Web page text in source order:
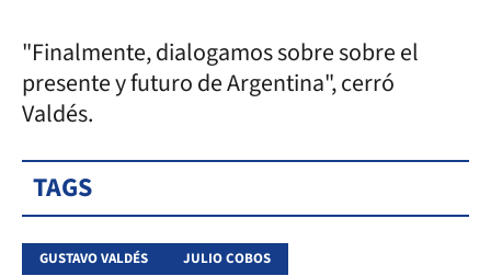
"Finalmente, dialogamos sobre sobre el
presente y futuro de Argentina", cerró
Valdés.
TAGS
GUSTAVO VALDÉS JULIO COBOS